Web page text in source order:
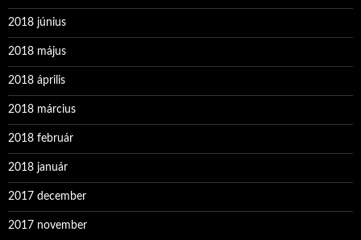
2018 június
2018 május
2018 április
2018 március
2018 február
2018 január
2017 december
2017 november